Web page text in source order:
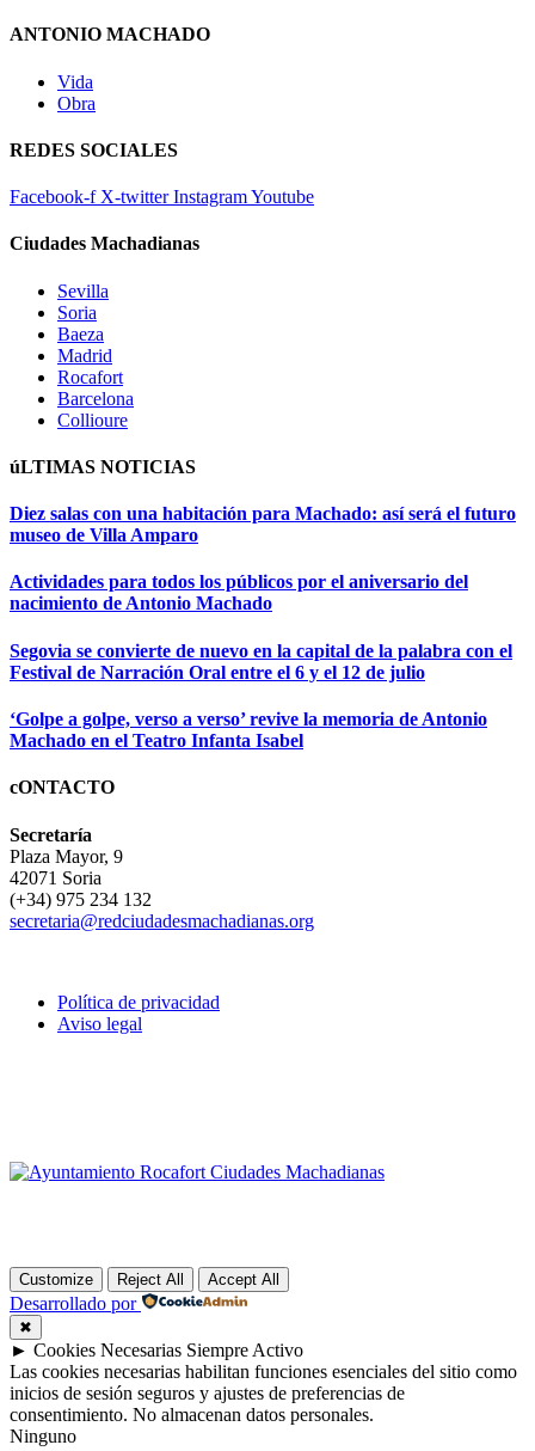
ANTONIO MACHADO
Vida
Obra
REDES SOCIALES
Facebook-f X-twitter InstagramYoutube
Ciudades Machadianas
Sevilla
Soria
Baeza
Madrid
Rocafort
Barcelona
Collioure
úLTIMAS NOTICIAS
Diez salas con una habitación para Machado: así será el futuro
museo de Villa Amparo
Actividades para todos los públicos por el aniversario del
nacimiento de Antonio Machado
Segovia se convierte de nuevo en la capital de la palabra con el
Festival de Narración Oral entre el 6 y el 12 de julio
‘Golpe a golpe, verso a verso’ revive la memoria de Antonio
Machado en el Teatro Infanta Isabel
cONTACTO
Secretaría
Plaza Mayor, 9
42071 Soria
(+34) 975 234 132
secretaria@redciudadesmachadianas.org
Política de privacidad
Aviso legal
Customize Reject All Accept All
Desarrollado por
✖
► Cookies Necesarias Siempre Activo
Las cookies necesarias habilitan funciones esenciales del sitio como
inicios de sesión seguros y ajustes de preferencias de
consentimiento. No almacenan datos personales.
Ninguno